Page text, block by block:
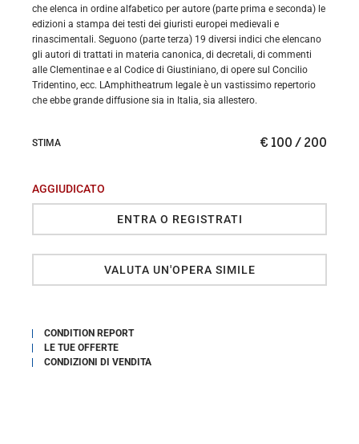
che elenca in ordine alfabetico per autore (parte prima e seconda) le
edizioni a stampa dei testi dei giuristi europei medievali e
rinascimentali. Seguono (parte terza) 19 diversi indici che elencano
gli autori di trattati in materia canonica, di decretali, di commenti
alle Clementinae e al Codice di Giustiniano, di opere sul Concilio
Tridentino, ecc. LAmphitheatrum legale è un vastissimo repertorio
che ebbe grande diffusione sia in Italia, sia allestero.
€ 100 / 200
STIMA
AGGIUDICATO
ENTRA O REGISTRATI
VALUTA UN'OPERA SIMILE
CONDITION REPORT
LE TUE OFFERTE
CONDIZIONI DI VENDITA